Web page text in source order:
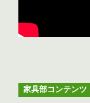
家具部コンテンツ